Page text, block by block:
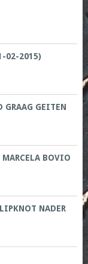
02-2015)
GRAAG GEITEN
BOVIO
NADER